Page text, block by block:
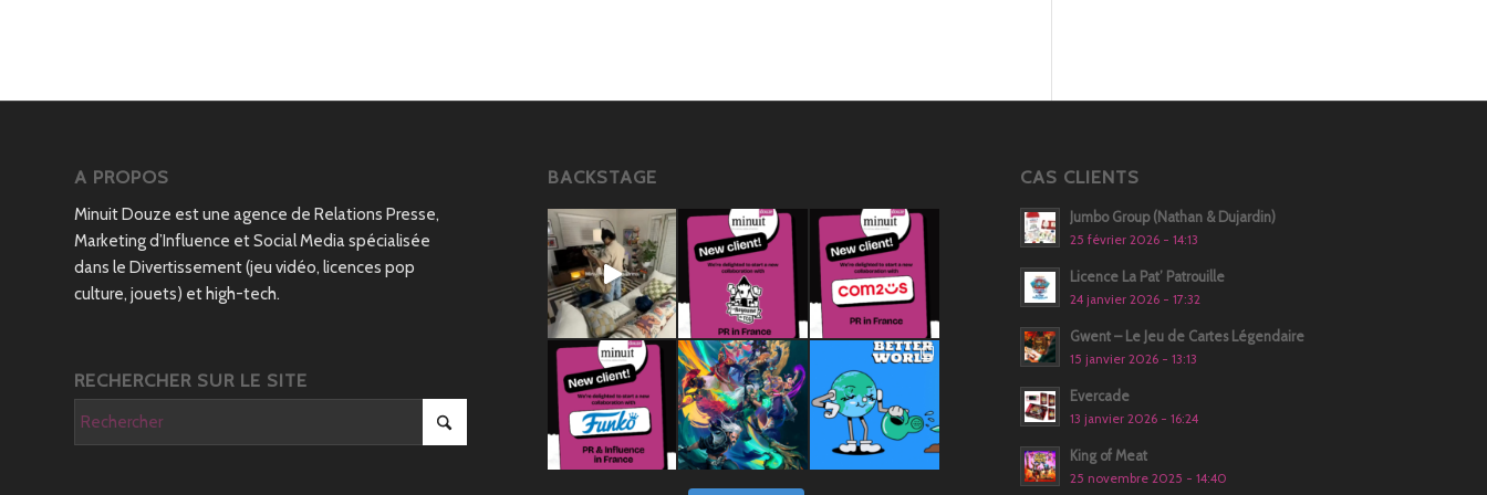
A PROPOS
Minuit Douze est une agence de Relations Presse,
Marketing d’Influence et Social Media spécialisée
dans le Divertissement (jeu vidéo, licences pop
culture, jouets) et high-tech.
RECHERCHER SUR LE SITE
BACKSTAGE CAS CLIENTS
Jumbo Group (Nathan & Dujardin)
25 février 2026 - 14:13
Licence La Pat’ Patrouille
24 janvier 2026 - 17:32
Gwent – Le Jeu de Cartes Légendaire
15 janvier 2026 - 13:13
Evercade
13 janvier 2026 - 16:24
King of Meat
25 novembre 2025 - 14:40